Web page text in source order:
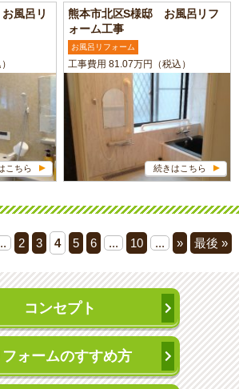
風呂リ
こちら
熊本市北区S様邸 お風呂リフ
ォーム工事
お風呂リフォーム
工事費用 81.07万円（税込）
続きはこちら
2 3 4 5 6 ... 10 ... » 最後 »
コンセプト
フォームのすすめ方